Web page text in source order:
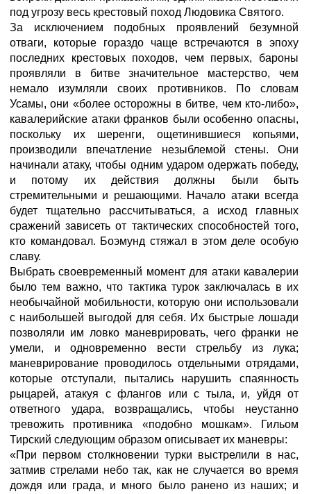
под угрозу весь крестовый поход Людовика Святого.
За исключением подобных проявлений безумной
отваги, которые гораздо чаще встречаются в эпоху
последних крестовых походов, чем первых, бароны
проявляли в битве значительное мастерство, чем
немало изумляли своих противников. По словам
Усамы, они «более осторожны в битве, чем кто-либо»,
кавалерийские атаки франков были особенно опасны,
поскольку их шеренги, ощетинившиеся копьями,
производили впечатление незыблемой стены. Они
начинали атаку, чтобы одним ударом одержать победу,
и потому их действия должны были быть
стремительными и решающими. Начало атаки всегда
будет тщательно рассчитываться, а исход главных
сражений зависеть от тактических способностей того,
кто командовал. Боэмунд стяжал в этом деле особую
славу.
Выбрать своевременный момент для атаки кавалерии
было тем важно, что тактика турок заключалась в их
необычайной мобильности, которую они использовали
с наибольшей выгодой для себя. Их быстрые лошади
позволяли им ловко маневрировать, чего франки не
умели, и одновременно вести стрельбу из лука;
маневрирование проводилось отдельными отрядами,
которые отступали, пытались нарушить спаянность
рыцарей, атакуя с флангов или с тыла, и, уйдя от
ответного удара, возвращались, чтобы неустанно
тревожить противника «подобно мошкам». Гильом
Тирский следующим образом описывает их маневры:
«При первом столкновении турки выстрелили в нас,
затмив стрелами небо так, как не случается во время
дождя или града, и много было ранено из наших; и